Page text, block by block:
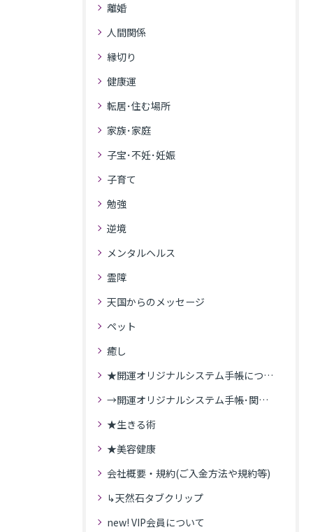
離婚
人間関係
縁切り
健康運
転居･住む場所
家族･家庭
子宝･不妊･妊娠
子育て
勉強
逆境
メンタルヘルス
霊障
天国からのメッセージ
ペット
癒し
★開運オリジナルシステム手帳について
→開運オリジナルシステム手帳･関連記事
★生きる術
★美容健康
会社概要・規約(ご入金方法や規約等)
↳天然石タブクリップ
new! VIP会員について